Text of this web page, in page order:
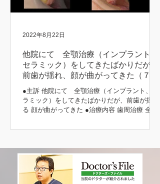
他院にて 全顎治療（インプラント、
セラミック）をしてきたばかりだが、
前歯が揺れ、顔が曲がってきた（７３
歳 女性）
●主訴 他院にて 全顎治療（インプラント、セ
ラミック）をしてきたばかりだが、前歯が揺れ
る 顔が曲がってきた ●治療内容 歯周治療 全顎
（噛み合わせ） 補綴治療 主訴の部分 初診時 治
2022年8月22日